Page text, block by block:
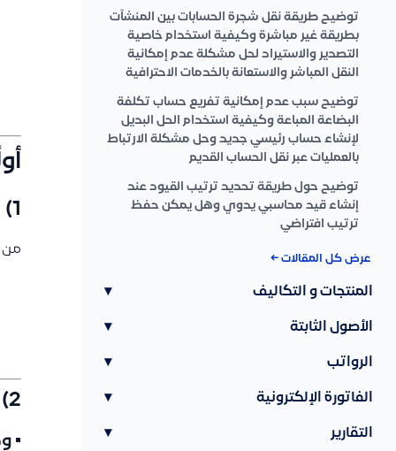
توضيح طريقة نقل شجرة الحسابات بين المنشآت
بطريقة غير مباشرة وكيفية استخدام خاصية
التصدير والاستيراد لحل مشكلة عدم إمكانية
النقل المباشر والاستعانة بالخدمات الاحترافية
توضيح سبب عدم إمكانية تفريع حساب تكلفة
البضاعة المباعة وكيفية استخدام الحل البديل
لإنشاء حساب رئيسي جديد وحل مشكلة الارتباط
بالعمليات عبر نقل الحساب القديم
توضيح حول طريقة تحديد ترتيب القيود عند
إنشاء قيد محاسبي يدوي وهل يمكن حفظ
ترتيب افتراضي
عرض كل المقالات ←
المنتجات و التكاليف ▾
الأصول الثابتة ▾
الرواتب ▾
الفاتورة الإلكترونية ▾
التقارير ▾
1) الدخول إلى القيود اليدوية
من
2) تعبئة بيانات القيد
▪